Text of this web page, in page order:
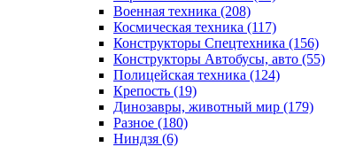
Военная техника (208)
Космическая техника (117)
Конструкторы Спецтехника (156)
Конструкторы Автобусы, авто (55)
Полицейская техника (124)
Крепость (19)
Динозавры, животный мир (179)
Разное (180)
Ниндзя (6)